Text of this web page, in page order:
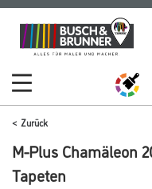
Zum
Inhalt
Zum
Navigationsmenü
Zurück
M-Plus Chamäleon
Tapeten